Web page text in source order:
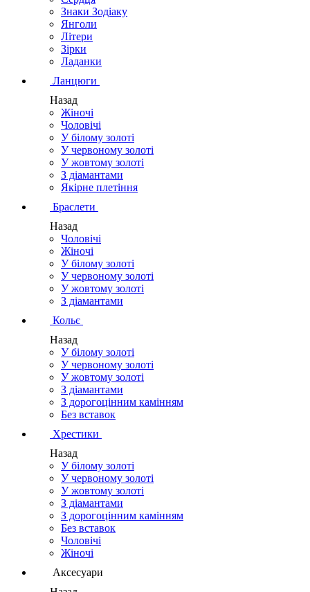
Знаки Зодіаку
Янголи
Літери
Зірки
Ладанки
Ланцюги
Назад
Жіночі
Чоловічі
У білому золоті
У червоному золоті
У жовтому золоті
З діамантами
Якірне плетіння
Браслети
Назад
Чоловічі
Жіночі
У білому золоті
У червоному золоті
У жовтому золоті
З діамантами
Кольє
Назад
У білому золоті
У червоному золоті
У жовтому золоті
З діамантами
З дорогоцінним камінням
Без вставок
Хрестики
Назад
У білому золоті
У червоному золоті
У жовтому золоті
З діамантами
З дорогоцінним камінням
Без вставок
Чоловічі
Жіночі
Аксесуари